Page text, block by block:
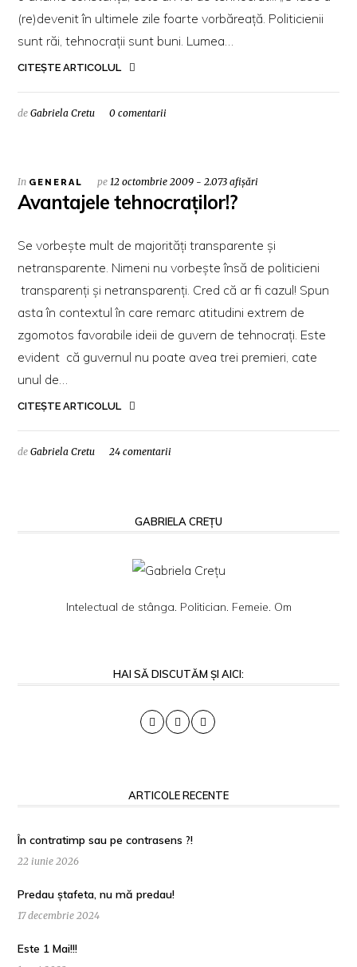
(re)devenit în ultimele zile foarte vorbăreaţă. Politicienii
sunt răi, tehnocraţii sunt buni. Lumea…
CITEȘTE ARTICOLUL
deGabriela Cretu 0 comentarii
In GENERAL pe 12 octombrie 2009 - 2.073 afișări
Avantajele tehnocraţilor!?
Se vorbeşte mult de majorităţi transparente şi
netransparente. Nimeni nu vorbeşte însă de politicieni
transparenţi şi netransparenţi. Cred că ar fi cazul! Spun
asta în contextul în care remarc atitudini extrem de
zgomotos favorabile ideii de guvern de tehnocraţi. Este
evident că guvernul nu poate avea trei premieri, cate
unul de…
CITEȘTE ARTICOLUL
deGabriela Cretu 24 comentarii
GABRIELA CREȚU
Intelectual de stânga. Politician. Femeie. Om
HAI SĂ DISCUTĂM ȘI AICI:
ARTICOLE RECENTE
În contratimp sau pe contrasens ?!
22 iunie 2026
Predau ștafeta, nu mă predau!
17 decembrie 2024
Este 1 Mai!!!